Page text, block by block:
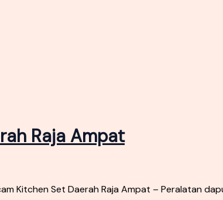
Raja Ampat
Kitchen Set Daerah Raja Ampat – Peralatan